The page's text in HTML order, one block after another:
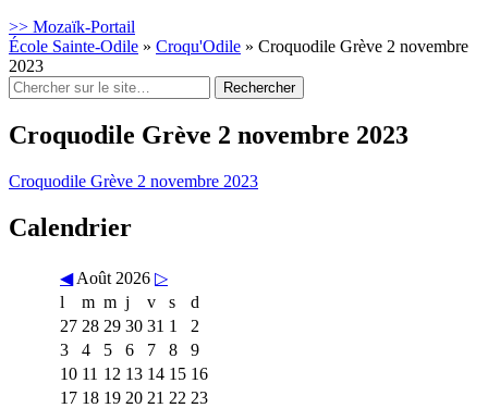
>> Mozaïk-Portail
École Sainte-Odile » Croqu'Odile » Croquodile Grève 2 novembre
2023
Rechercher
:
Croquodile Grève 2 novembre 2023
Croquodile Grève 2 novembre 2023
Calendrier
◀ Août 2026 ▷
l
m m j v s
d
27 28 29 30 31 1
2
3
4 5 6 7 8
9
10 11 12 13 14 15 16
17 18 19 20 21 22 23